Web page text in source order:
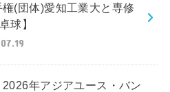
(団体)愛知工業大と専修
球】
2026年アジアユース・バン